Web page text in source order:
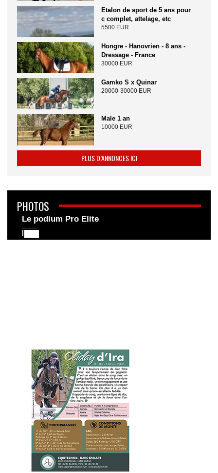
Etalon de sport de 5 ans pour
c complet, attelage, etc
5500 EUR
Hongre - Hanovrien - 8 ans -
Dressage - France
30000 EUR
Gamko S x Quinar
20000-30000 EUR
Male 1 an
10000 EUR
PLUS D’ANNONCES ICI
PHOTOS
Le podium Pro Elite